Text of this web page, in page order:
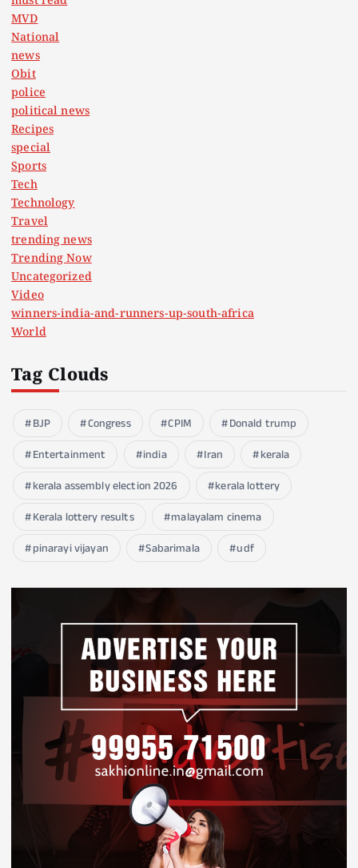
MVD
National
news
Obit
police
political news
Recipes
special
Sports
Tech
Technology
Travel
trending news
Trending Now
Uncategorized
Video
winners-india-and-runners-up-south-africa
World
Tag Clouds
BJP Congress CPIM
Donald trump
Entertainment
india Iran
kerala
kerala assembly election 2026
kerala lottery
Kerala lottery results
malayalam cinema
pinarayi vijayan
Sabarimala udf